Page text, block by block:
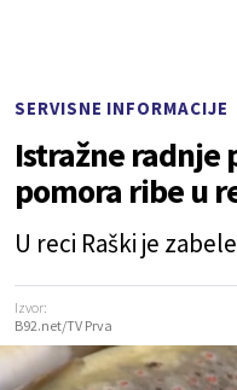
SERVISNE INFORMACIJE
Istražne radnje
pomora ribe u
U reci Raški je
Izvor:
B92.net/TV Prva